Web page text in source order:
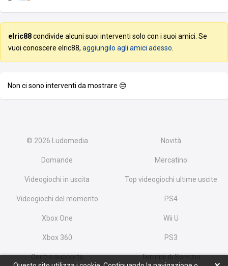
elric88condivide alcuni suoi interventi solo con i suoi amici. Se
vuoi conoscere elric88, aggiungilo agli amici adesso
Non ci sono interventi da mostrare 😔
© 2026 Ludomedia Novità
Domande Mercatino
Videogiochi in uscita Top videogiochi ultime uscite
Videogiochi del momento PS4
Xbox One Wii U
Xbox 360 PS3
Centro supporto
Termini di Servizio